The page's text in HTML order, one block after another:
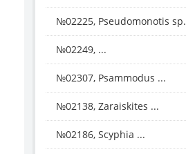
№02225, Pseudomonotis sp.
№02249, ...
№02307, Psammodus ...
№02138, Zaraiskites ...
№02186, Scyphia ...